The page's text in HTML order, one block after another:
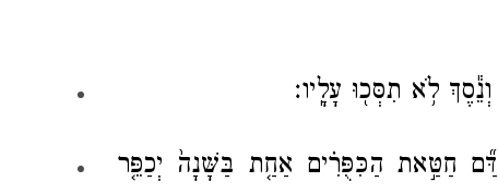
לֹ֥א תִסְּכ֖וּ עָלָֽיו׃
חַטַּ֣את הַכִּפֻּרִ֗ים אַחַ֤ת בַּשָּׁנָה֙ יְכַפֵּ֤ר